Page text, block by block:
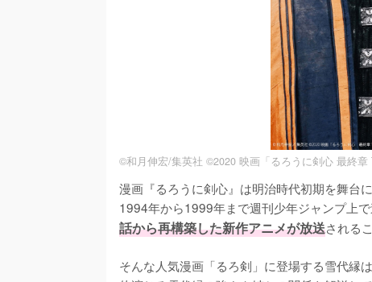
©和月伸宏/集英社 ©2020 映画「るろうに剣心 最終
漫画『るろうに剣心』は明治時代初期を舞台
1994年から1999年まで週刊少年ジャンプ上
話から再構築した新作アニメが放送される
そんな人気漫画「るろ剣」に登場する雪代縁は